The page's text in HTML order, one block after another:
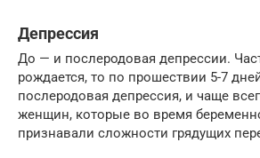
Депрессия
До — и послеродовая депрессии.
рождается, то по прошествии 5-7
послеродовая депрессия, и чаще
женщин, которые во время
признавали сложности грядущих